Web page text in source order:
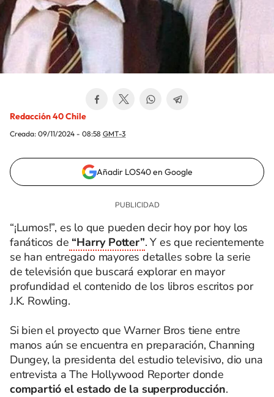
Redacción 40 Chile
Creada: 09/11/2024 - 08:58 GMT-3
Añadir LOS40 en Google
“¡Lumos!”, es lo que pueden decir hoy por hoy los
fanáticos de “Harry Potter”. Y es que recientemente
se han entregado mayores detalles sobre la serie
de televisión que buscará explorar en mayor
profundidad el contenido de los libros escritos por
J.K. Rowling.
Si bien el proyecto que Warner Bros tiene entre
manos aún se encuentra en preparación, Channing
Dungey, la presidenta del estudio televisivo, dio una
entrevista a The Hollywood Reporter donde
compartió el estado de la superproducción.